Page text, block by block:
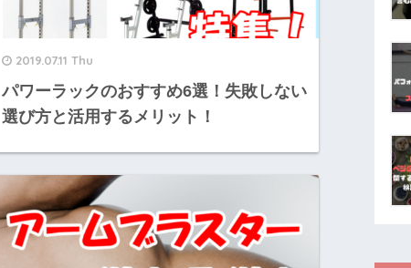
2019.07.11 Thu
パワーラックのおすすめ6選！失敗しない
選び方と活用するメリット！